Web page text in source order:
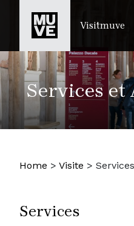
PASSER AU CONTENU
Visitmuve
Services et
Home > Visite >
Services